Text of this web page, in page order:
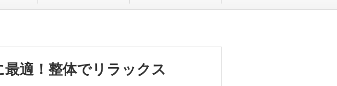
適！整体でリラックス